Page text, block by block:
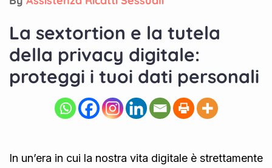
La sextortion e la tutela
della privacy digitale:
proteggi i tuoi dati personali
In un’era in cui la nostra vita digitale è strettamente